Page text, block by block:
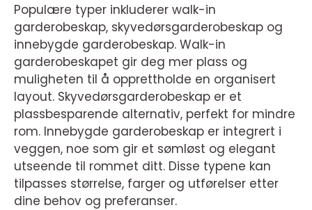
Populære typer inkluderer walk-in
garderobeskap, skyvedørsgarderobeskap og
innebygde garderobeskap. Walk-in
garderobeskapet gir deg mer plass og
muligheten til å opprettholde en organisert
layout. Skyvedørsgarderobeskap er et
plassbesparende alternativ, perfekt for mindre
rom. Innebygde garderobeskap er integrert i
veggen, noe som gir et sømløst og elegant
utseende til rommet ditt. Disse typene kan
tilpasses størrelse, farger og utførelser etter
dine behov og preferanser.